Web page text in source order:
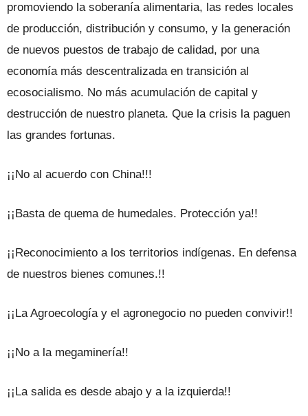
promoviendo la soberanía alimentaria, las redes locales
de producción, distribución y consumo, y la generación
de nuevos puestos de trabajo de calidad, por una
economía más descentralizada en transición al
ecosocialismo. No más acumulación de capital y
destrucción de nuestro planeta. Que la crisis la paguen
las grandes fortunas.
¡¡No al acuerdo con China!!!
¡¡Basta de quema de humedales. Protección ya!!
¡¡Reconocimiento a los territorios indígenas. En defensa
de nuestros bienes comunes.!!
¡¡La Agroecología y el agronegocio no pueden convivir!!
¡¡No a la megaminería!!
¡¡La salida es desde abajo y a la izquierda!!